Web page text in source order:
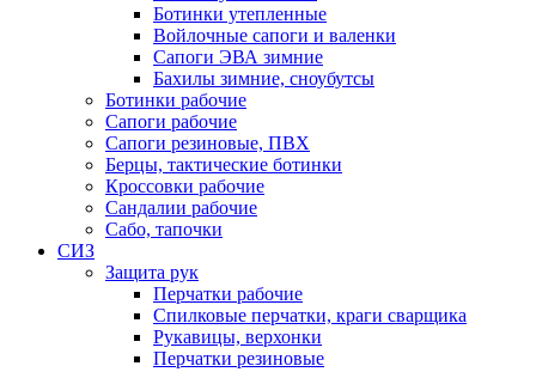
Ботинки утепленные
Войлочные сапоги и валенки
Сапоги ЭВА зимние
Бахилы зимние, сноубутсы
Ботинки рабочие
Сапоги рабочие
Сапоги резиновые, ПВХ
Берцы, тактические ботинки
Кроссовки рабочие
Сандалии рабочие
Сабо, тапочки
СИЗ
Защита рук
Перчатки рабочие
Спилковые перчатки, краги сварщика
Рукавицы, верхонки
Перчатки резиновые